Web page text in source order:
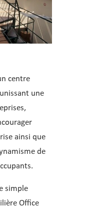
centre
une
ainsi que
de
simple
Office